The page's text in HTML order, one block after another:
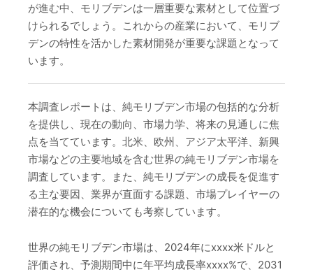
が進む中、モリブデンは一層重要な素材として位置づ
けられるでしょう。これからの産業において、モリブ
デンの特性を活かした素材開発が重要な課題となって
います。
本調査レポートは、純モリブデン市場の包括的な分析
を提供し、現在の動向、市場力学、将来の見通しに焦
点を当てています。北米、欧州、アジア太平洋、新興
市場などの主要地域を含む世界の純モリブデン市場を
調査しています。また、純モリブデンの成長を促進す
る主な要因、業界が直面する課題、市場プレイヤーの
潜在的な機会についても考察しています。
世界の純モリブデン市場は、2024年にxxxx米ドルと
評価され、予測期間中に年平均成長率xxxx%で、2031